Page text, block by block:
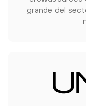
grande del